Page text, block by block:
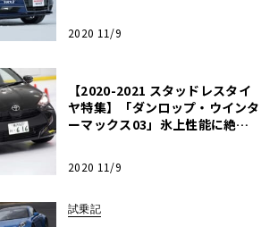
2020 11/9
【2020-2021 スタッドレスタイ
ヤ特集】「ダンロップ・ウインタ
ーマックス03」氷上性能に絶対
2020 11/9
試乗記